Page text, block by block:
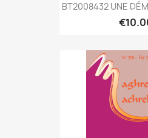
BT2008432 UNE